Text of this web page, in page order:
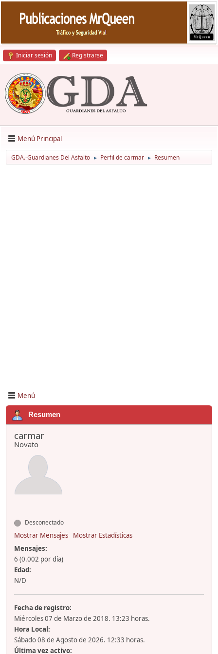
Iniciar sesión Registrarse
Menú Principal
GDA.-Guardianes Del Asfalto ► Perfil de carmar ► Resumen
Menú
Resumen
carmar
Novato
Desconectado
Mostrar Mensajes
Mostrar Estadísticas
Mensajes:
6 (0.002 por día)
Edad:
N/D
Fecha de registro:
Miércoles 07 de Marzo de 2018. 13:23 horas.
Hora Local:
Sábado 08 de Agosto de 2026. 12:33 horas.
Última vez activo: